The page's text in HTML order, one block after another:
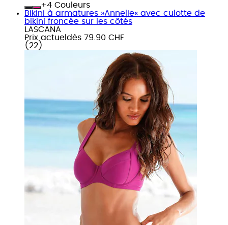
+
Couleurs
Bikini à armatures »Annelie« avec culotte de
bikini froncée sur les côtés
LASCANA
Prix actuel dès 79.90 CHF
( 22 )